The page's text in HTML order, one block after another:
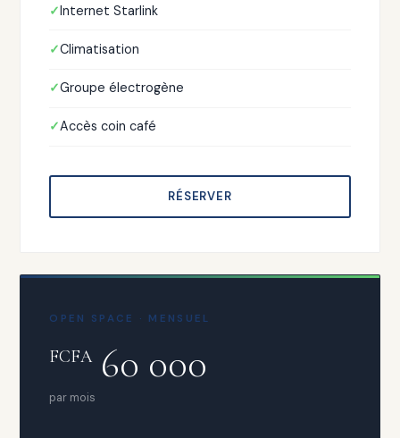
Internet Starlink
Climatisation
Groupe électrogène
Accès coin café
RÉSERVER
OPEN SPACE · MENSUEL
FCFA60 000
par mois